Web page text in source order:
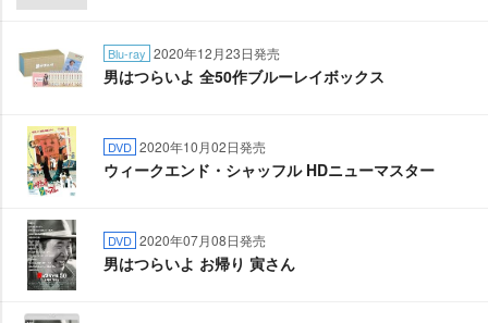
Blu-ray 2020年12月23日発売
男はつらいよ 全50作ブルーレイボックス
DVD 2020年10月02日発売
ウィークエンド・シャッフル HDニューマスター
DVD 2020年07月08日発売
男はつらいよ お帰り 寅さん